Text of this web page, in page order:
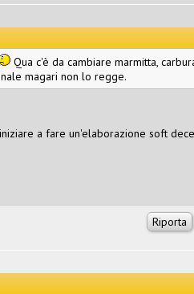
Qua c'è da cambiare marmitta,
magari non lo regge.
a fare un'elaborazione soft
Riporta